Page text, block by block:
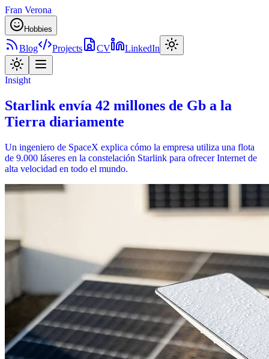
Fran Verona
Hobbies
Blog Projects CV LinkedIn
Insight
Starlink envía 42 millones de Gb a la
Tierra diariamente
Un ingeniero de SpaceX explica cómo la empresa utiliza una flota
de 9.000 láseres en la constelación Starlink para ofrecer Internet de
alta velocidad en todo el mundo.